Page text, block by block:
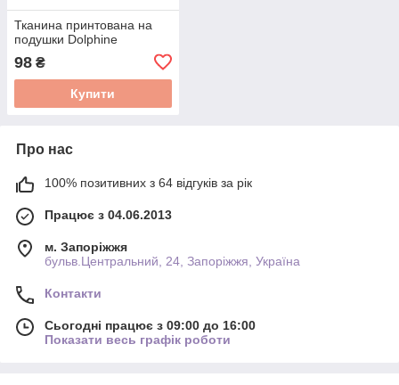
Тканина принтована на
подушки Dolphine
98 ₴
Купити
Про нас
100% позитивних з 64 відгуків за рік
Працює з 04.06.2013
м. Запоріжжя
бульв.Центральний, 24, Запоріжжя, Україна
Контакти
Сьогодні працює з 09:00 до 16:00
Показати весь графік роботи